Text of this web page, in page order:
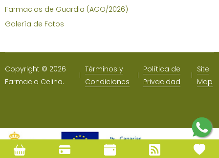
Farmacias de Guardia (AGO/2026)
Galería de Fotos
Copyright © 2026
Farmacia Celina.
Términos y
Condiciones
Política de
Privacidad
Site
Map